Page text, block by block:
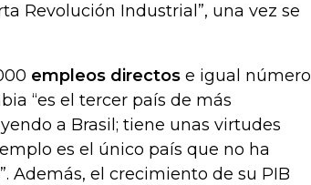
Revolución Industrial”, una vez se
empleos directos e igual número
“es el tercer país de más
a Brasil; tiene unas virtudes
es el único país que no ha
Además, el crecimiento de su PIB